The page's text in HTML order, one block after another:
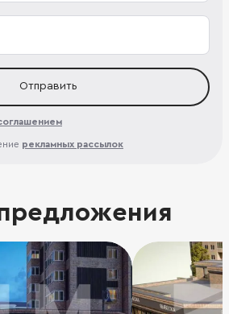
Отправить
рекламных рассылок